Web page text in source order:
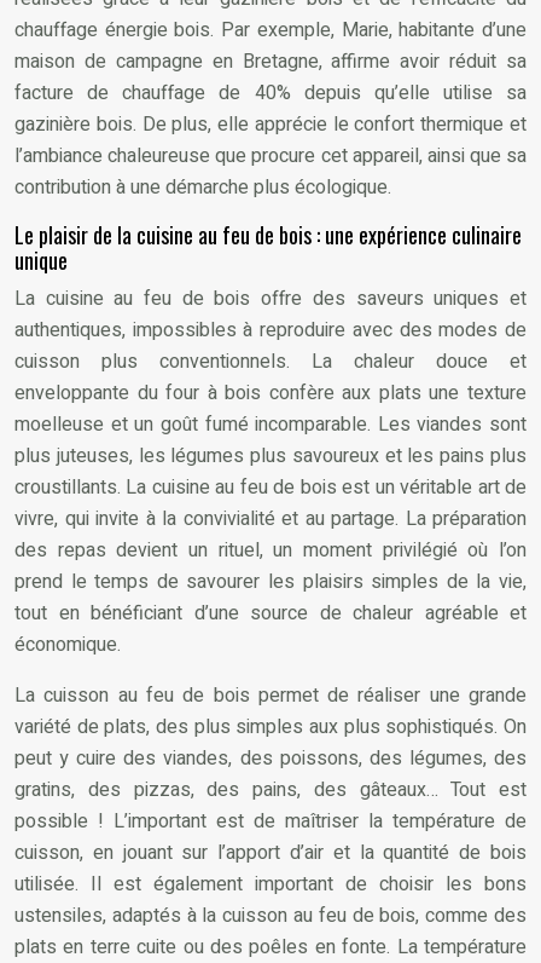
chauffage énergie bois. Par exemple, Marie, habitante d’une
maison de campagne en Bretagne, affirme avoir réduit sa
facture de chauffage de 40% depuis qu’elle utilise sa
gazinière bois. De plus, elle apprécie le confort thermique et
l’ambiance chaleureuse que procure cet appareil, ainsi que sa
contribution à une démarche plus écologique.
Le plaisir de la cuisine au feu de bois : une expérience culinaire
unique
La cuisine au feu de bois offre des saveurs uniques et
authentiques, impossibles à reproduire avec des modes de
cuisson plus conventionnels. La chaleur douce et
enveloppante du four à bois confère aux plats une texture
moelleuse et un goût fumé incomparable. Les viandes sont
plus juteuses, les légumes plus savoureux et les pains plus
croustillants. La cuisine au feu de bois est un véritable art de
vivre, qui invite à la convivialité et au partage. La préparation
des repas devient un rituel, un moment privilégié où l’on
prend le temps de savourer les plaisirs simples de la vie,
tout en bénéficiant d’une source de chaleur agréable et
économique.
La cuisson au feu de bois permet de réaliser une grande
variété de plats, des plus simples aux plus sophistiqués. On
peut y cuire des viandes, des poissons, des légumes, des
gratins, des pizzas, des pains, des gâteaux… Tout est
possible ! L’important est de maîtriser la température de
cuisson, en jouant sur l’apport d’air et la quantité de bois
utilisée. Il est également important de choisir les bons
ustensiles, adaptés à la cuisson au feu de bois, comme des
plats en terre cuite ou des poêles en fonte. La température